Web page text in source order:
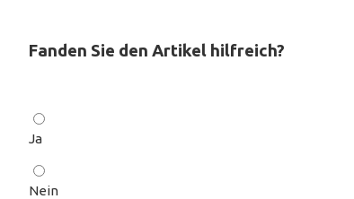
Fanden Sie den Artikel hilfreich?
Ja
Nein